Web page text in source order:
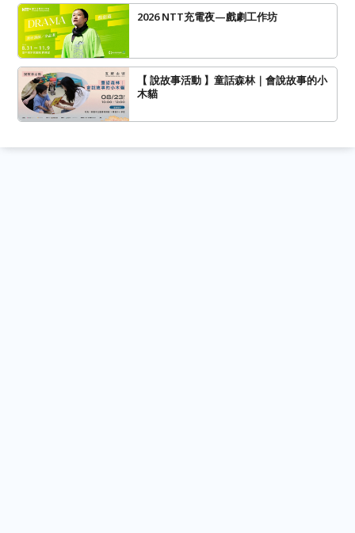
2026 NTT充電夜—戲劇工作坊
【 說故事活動 】童話森林｜會說故事的小
木貓